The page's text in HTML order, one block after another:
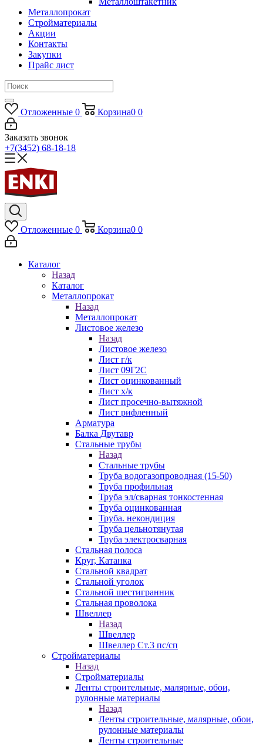
Металлопрокат
Стройматериалы
Акции
Контакты
Закупки
Прайс лист
Отложенные 0 Корзина0 0
Заказать звонок
+7(3452) 68-18-18
Отложенные 0 Корзина0 0
Каталог
Назад
Каталог
Металлопрокат
Назад
Металлопрокат
Листовое железо
Назад
Листовое железо
Лист г/к
Лист 09Г2С
Лист оцинкованный
Лист х/к
Лист просечно-вытяжной
Лист рифленный
Арматура
Балка Двутавр
Стальные трубы
Назад
Стальные трубы
Труба водогазопроводная (15-50)
Труба профильная
Труба эл/сварная тонкостенная
Труба оцинкованная
Труба. некондиция
Труба цельнотянутая
Труба электросварная
Стальная полоса
Круг, Катанка
Стальной квадрат
Стальной уголок
Стальной шестигранник
Стальная проволока
Швеллер
Назад
Швеллер
Швеллер Ст.3 пс/сп
Стройматериалы
Назад
Стройматериалы
Ленты строительные, малярные, обои,
рулонные материалы
Назад
Ленты строительные, малярные, обои,
рулонные материалы
Ленты строительные